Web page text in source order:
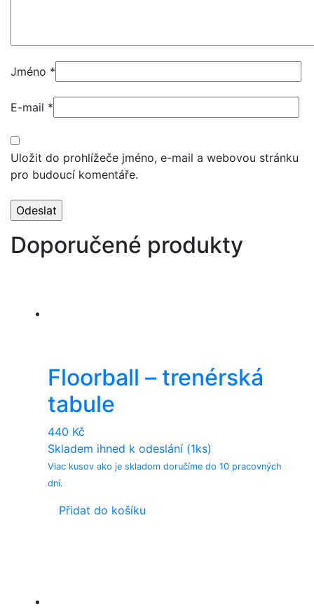
Jméno *
E-mail *
Uložit do prohlížeče jméno, e-mail a webovou stránku
pro budoucí komentáře.
Doporučené produkty
Floorball – trenérská
tabule
440 Kč
Skladem ihned k odeslání (1ks)
Viac kusov ako je skladom doručíme do 10 pracovných
dní.
Přidat do košíku